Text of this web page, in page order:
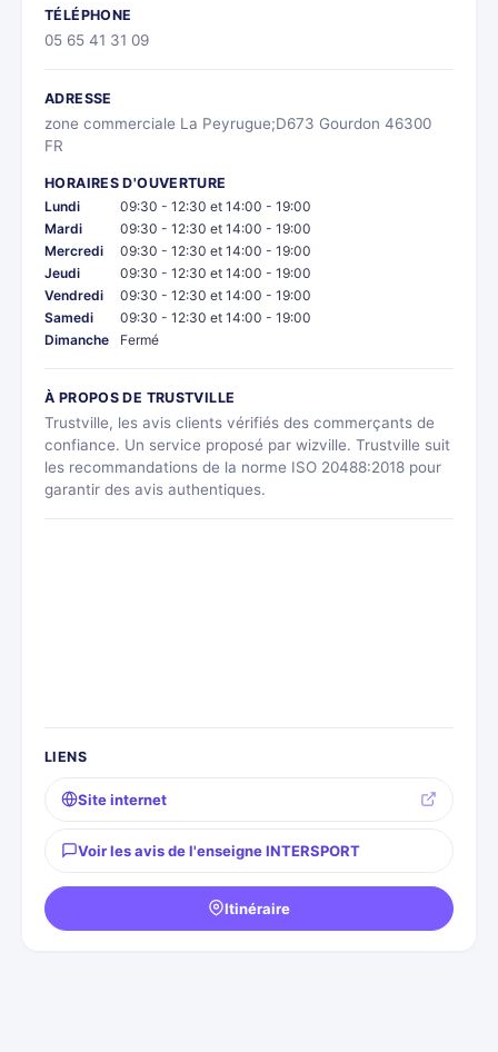
TÉLÉPHONE
05 65 41 31 09
ADRESSE
zone commerciale La Peyrugue;D673 Gourdon 46300
FR
HORAIRES D'OUVERTURE
Lundi
09:30 - 12:30 et 14:00 - 19:00
Mardi
09:30 - 12:30 et 14:00 - 19:00
Mercredi
09:30 - 12:30 et 14:00 - 19:00
Jeudi
09:30 - 12:30 et 14:00 - 19:00
Vendredi
09:30 - 12:30 et 14:00 - 19:00
Samedi
09:30 - 12:30 et 14:00 - 19:00
Dimanche
Fermé
À PROPOS DE TRUSTVILLE
Trustville, les avis clients vérifiés des commerçants de
confiance. Un service proposé par wizville. Trustville suit
les recommandations de la norme ISO 20488:2018 pour
garantir des avis authentiques.
LIENS
Site internet
Voir les avis de l'enseigne INTERSPORT
Itinéraire